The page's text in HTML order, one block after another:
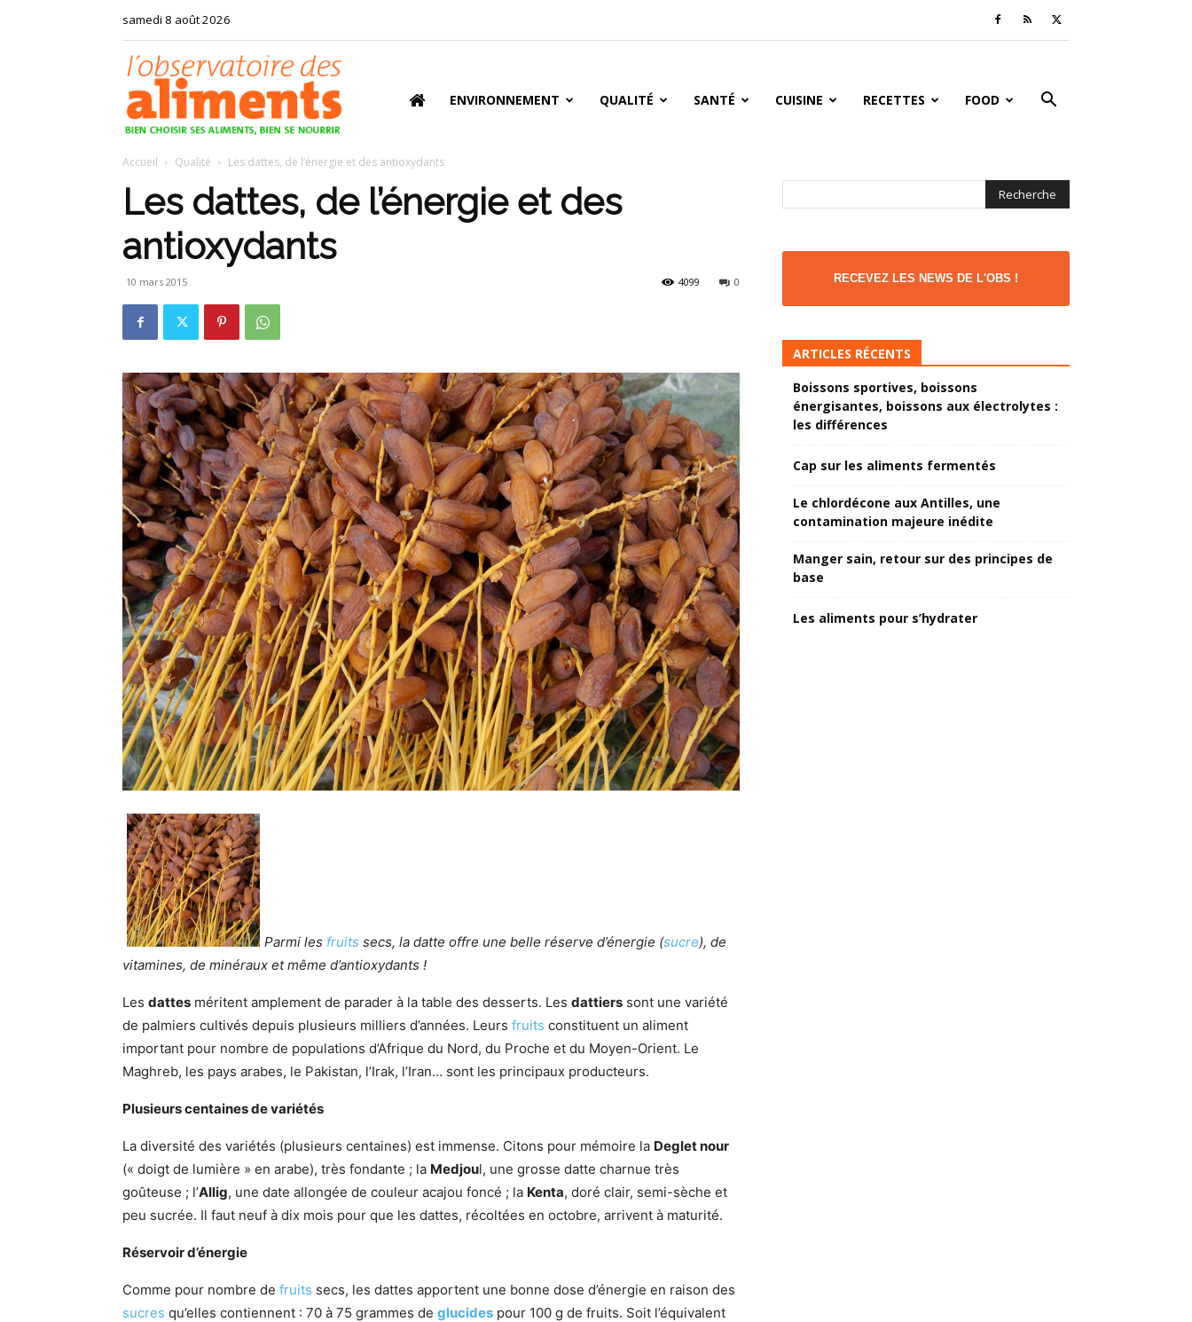
samedi 8 août 2026
ENVIRONNEMENT QUALITÉ SANTÉ CUISINE RECETTES FOOD
Accueil Qualité Les dattes, de l’énergie et des antioxydants
Les dattes, de l’énergie et des
antioxydants
10 mars 2015 0
4099
Parmi les fruits secs, la datte offre une belle réserve d’énergie (sucre), de
vitamines, de minéraux et même d’antioxydants !
Les dattes méritent amplement de parader à la table des desserts. Les dattiers sont une variété
de palmiers cultivés depuis plusieurs milliers d’années. Leurs fruits constituent un aliment
important pour nombre de populations d’Afrique du Nord, du Proche et du Moyen-Orient. Le
Maghreb, les pays arabes, le Pakistan, l’Irak, l’Iran… sont les principaux producteurs.
Plusieurs centaines de variétés
La diversité des variétés (plusieurs centaines) est immense. Citons pour mémoire la Deglet nour
(« doigt de lumière » en arabe), très fondante ; la Medjoul, une grosse datte charnue très
goûteuse ; l’Allig, une date allongée de couleur acajou foncé ; la Kenta, doré clair, semi-sèche et
peu sucrée. Il faut neuf à dix mois pour que les dattes, récoltées en octobre, arrivent à maturité.
Réservoir d’énergie
Comme pour nombre de fruits secs, les dattes apportent une bonne dose d’énergie en raison des
sucres qu’elles contiennent : 70 à 75 grammes de glucides pour 100 g de fruits. Soit l’équivalent
RECEVEZ LES NEWS DE L'OBS !
ARTICLES RÉCENTS
Boissons sportives, boissons
énergisantes, boissons aux électrolytes :
les différences
Cap sur les aliments fermentés
Le chlordécone aux Antilles, une
contamination majeure inédite
Manger sain, retour sur des principes de
base
Les aliments pour s’hydrater